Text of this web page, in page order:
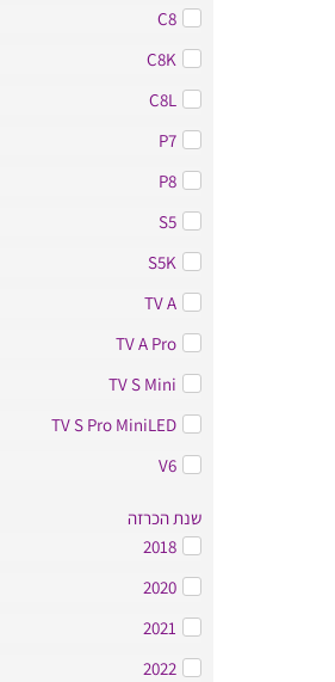
C8
C8K
C8L
P7
P8
S5
S5K
TV A
TV A Pro
TV S Mini
TV S Pro MiniLED
V6
שנת הכרזה
2018
2020
2021
2022